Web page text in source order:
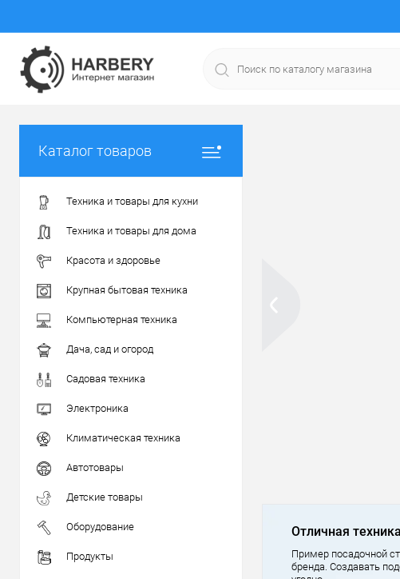
Каталог товаров
Техника и товары для кухни
Техника и товары для дома
Красота и здоровье
Крупная бытовая техника
Компьютерная техника
Дача, сад и огород
Садовая техника
Электроника
Климатическая техника
Автотовары
Детские товары
Оборудование
Продукты
Отличная
Пример посадочной
бренда. Создавать